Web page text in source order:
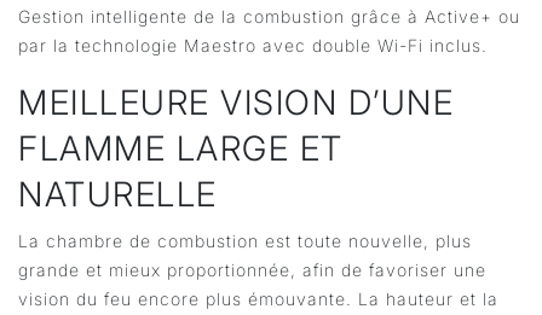
Gestion intelligente de la combustion grâce à Active+ ou
par la technologie Maestro avec double Wi-Fi inclus.
MEILLEURE VISION D’UNE
FLAMME LARGE ET
NATURELLE
La chambre de combustion est toute nouvelle, plus
grande et mieux proportionnée, afin de favoriser une
vision du feu encore plus émouvante. La hauteur et la